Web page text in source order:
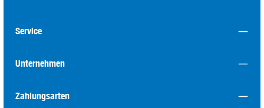
Service
Unternehmen
Zahlungsarten